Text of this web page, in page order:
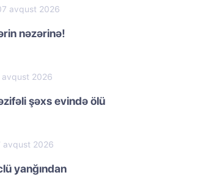
avqust 2026
nəzərinə!
avqust 2026
şəxs evində ölü
avqust 2026
yanğından